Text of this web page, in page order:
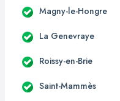
Magny-le-Hongre
La Genevraye
Roissy-en-Brie
Saint-Mammès